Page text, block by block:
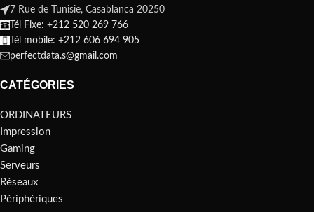
7 Rue de Tunisie, Casablanca 20250
Tél Fixe: +212 520 269 766
Tél mobile: +212 606 694 905
perfectdata.s@gmail.com
CATÉGORIES
ORDINATEURS
Impression
Gaming
Serveurs
Réseaux
Périphériques